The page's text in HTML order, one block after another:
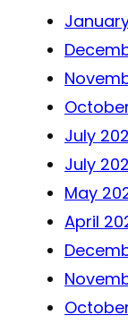
July
July
May
April